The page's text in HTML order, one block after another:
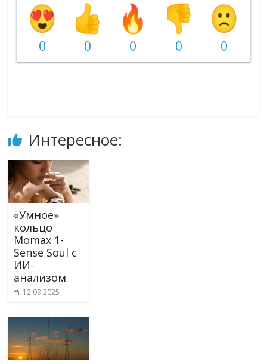
0 0 0 0 0
Интересное:
«Умное»
кольцо
Momax 1-
Sense Soul с
ИИ-
анализом
12.09.2025